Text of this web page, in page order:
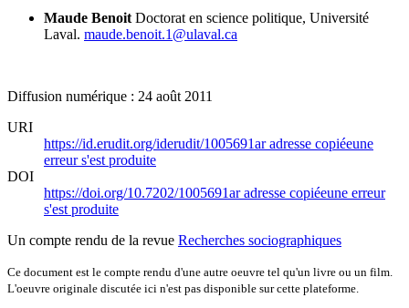
Maude Benoit Doctorat en science politique, Université
Laval. maude.benoit.1@ulaval.ca
Diffusion numérique : 24 août 2011
URI
https://id.erudit.org/iderudit/1005691aradresse copiéeune
erreur s'est produite
DOI
https://doi.org/10.7202/1005691aradresse copiéeune erreur
s'est produite
Un compte rendu de la revue Recherches sociographiques
Ce document est le compte rendu d'une autre oeuvre tel qu'un livre ou un film.
L'oeuvre originale discutée ici n'est pas disponible sur cette plateforme.